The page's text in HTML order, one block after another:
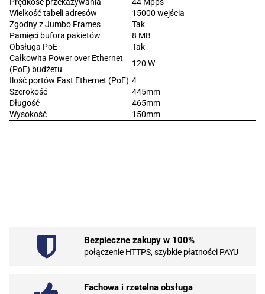
Wielkość tabeli adresów
15000 wejścia
Zgodny z Jumbo Frames
Tak
Pamięci bufora pakietów
8 MB
Obsługa PoE
Tak
Całkowita Power over Ethernet
(PoE) budżetu
120 W
Ilość portów Fast Ethernet (PoE) 4
Szerokość
445mm
Długość
465mm
Wysokość
150mm
101 INC
Bezpieczne zakupy w 100%
połączenie HTTPS, szybkie płatności PAYU
Fachowa i rzetelna obsługa